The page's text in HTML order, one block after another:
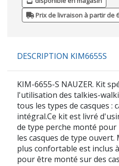
Prix de livraison à partir de
DESCRIPTION KIM6655S
KIM-6655-S NAUZER. Kit
l'utilisation des talkies-
tous les types de casques :
intégral.Ce kit est livré
de type perche monté
les casques de type
plus confortable est inclus
pour être monté sur des